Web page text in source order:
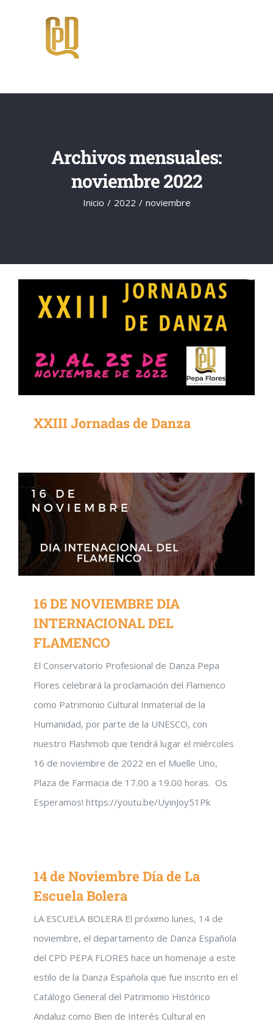
Archivos mensuales:
noviembre 2022
Inicio 2022 noviembre
XXIII Jornadas de Danza
16 DE NOVIEMBRE DIA
INTERNACIONAL DEL
FLAMENCO
El Conservatorio Profesional de Danza Pepa
Flores celebrará la proclamación del Flamenco
como Patrimonio Cultural Inmaterial de la
Humanidad, por parte de la UNESCO, con
nuestro Flashmob que tendrá lugar el miércoles
16 de noviembre de 2022 en el Muelle Uno,
Plaza de Farmacia de 17.00 a 19.00 horas. Os
Esperamos! https://youtu.be/UyinJoy51Pk
14 de Noviembre Día de La
Escuela Bolera
LA ESCUELA BOLERA El próximo lunes, 14 de
noviembre, el departamento de Danza Española
del CPD PEPA FLORES hace un homenaje a este
estilo de la Danza Española que fue inscrito en el
Catálogo General del Patrimonio Histórico
Andaluz como Bien de Interés Cultural en